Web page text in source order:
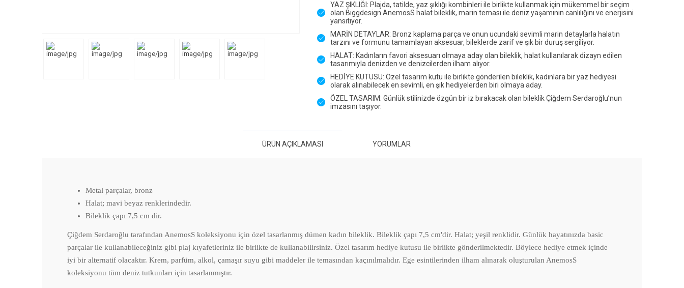
YAZ ŞIKLIĞI: Plajda, tatilde, yaz şıklığı kombinleri ile birlikte kullanmak için mükemmel bir seçim
olan Biggdesign AnemosS halat bileklik, marin teması ile deniz yaşamının canlılığını ve enerjisini
yansıtıyor.
MARİN DETAYLAR: Bronz kaplama parça ve onun ucundaki sevimli marin detaylarla halatın
tarzını ve formunu tamamlayan aksesuar, bileklerde zarif ve şık bir duruş sergiliyor.
HALAT: Kadınların favori aksesuarı olmaya aday olan bileklik, halat kullanılarak dizayn edilen
tasarımıyla denizden ve denizcilerden ilham alıyor.
HEDİYE KUTUSU: Özel tasarım kutu ile birlikte gönderilen bileklik, kadınlara bir yaz hediyesi
olarak alınabilecek en sevimli, en şık hediyelerden biri olmaya aday.
ÖZEL TASARIM: Günlük stilinizde özgün bir iz bırakacak olan bileklik Çiğdem Serdaroğlu’nun
imzasını taşıyor.
ÜRÜN AÇIKLAMASI YORUMLAR
Metal parçalar, bronz
Halat; mavi beyaz renklerindedir.
Bileklik çapı 7,5 cm dir.
Çiğdem Serdaroğlu tarafından AnemosS koleksiyonu için özel tasarlanmış dümen kadın bileklik. Bileklik çapı 7,5 cm'dir. Halat; yeşil renklidir. Günlük hayatınızda basic
parçalar ile kullanabileceğiniz gibi plaj kıyafetleriniz ile birlikte de kullanabilirsiniz. Özel tasarım hediye kutusu ile birlikte gönderilmektedir. Böylece hediye etmek içinde
iyi bir alternatif olacaktır. Krem, parfüm, alkol, çamaşır suyu gibi maddeler ile temasından kaçınılmalıdır. Ege esintilerinden ilham alınarak oluşturulan AnemosS
koleksiyonu tüm deniz tutkunları için tasarlanmıştır.